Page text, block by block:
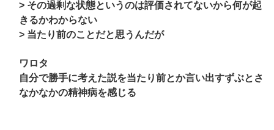
> その過剰な状態というのは評価されてないから何が起
きるかわからない
> 当たり前のことだと思うんだが
ワロタ
自分で勝手に考えた説を当たり前とか言い出すずぶとさ
なかなかの精神病を感じる